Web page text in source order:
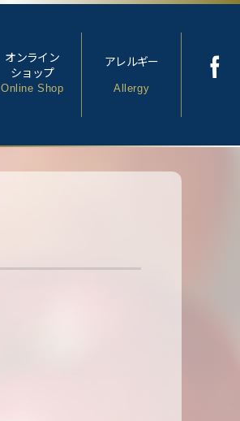
オンライン
ショップ
Online Shop
アレルギー
Allergy